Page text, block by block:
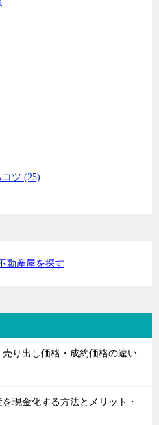
ツ (25)
動産屋を探す
り出し価格・成約価格の違い
現金化する方法とメリット・